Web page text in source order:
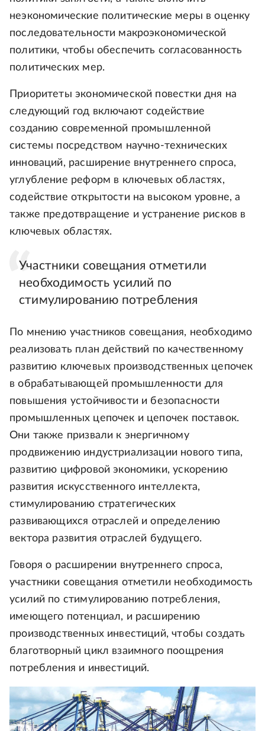
неэкономические политические меры в оценку
последовательности макроэкономической
политики, чтобы обеспечить согласованность
политических мер.
Приоритеты экономической повестки дня на
следующий год включают содействие
созданию современной промышленной
системы посредством научно-технических
инноваций, расширение внутреннего спроса,
углубление реформ в ключевых областях,
содействие открытости на высоком уровне, а
также предотвращение и устранение рисков в
ключевых областях.
Участники совещания отметили
необходимость усилий по
стимулированию потребления
По мнению участников совещания, необходимо
реализовать план действий по качественному
развитию ключевых производственных цепочек
в обрабатывающей промышленности для
повышения устойчивости и безопасности
промышленных цепочек и цепочек поставок.
Они также призвали к энергичному
продвижению индустриализации нового типа,
развитию цифровой экономики, ускорению
развития искусственного интеллекта,
стимулированию стратегических
развивающихся отраслей и определению
вектора развития отраслей будущего.
Говоря о расширении внутреннего спроса,
участники совещания отметили необходимость
усилий по стимулированию потребления,
имеющего потенциал, и расширению
производственных инвестиций, чтобы создать
благотворный цикл взаимного поощрения
потребления и инвестиций.